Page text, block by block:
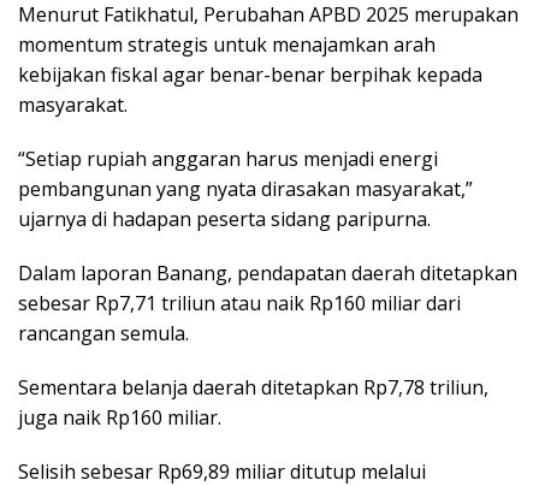
Menurut Fatikhatul, Perubahan APBD 2025 merupakan
momentum strategis untuk menajamkan arah
kebijakan fiskal agar benar-benar berpihak kepada
masyarakat.
“Setiap rupiah anggaran harus menjadi energi
pembangunan yang nyata dirasakan masyarakat,”
ujarnya di hadapan peserta sidang paripurna.
Dalam laporan Banang, pendapatan daerah ditetapkan
sebesar Rp7,71 triliun atau naik Rp160 miliar dari
rancangan semula.
Sementara belanja daerah ditetapkan Rp7,78 triliun,
juga naik Rp160 miliar.
Selisih sebesar Rp69,89 miliar ditutup melalui